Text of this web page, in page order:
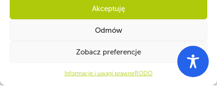
Akceptuję
Odmów
Zobacz preferencje
Informacje i uwagi prawne RODO